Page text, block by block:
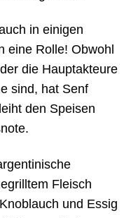
in einigen
eine Rolle! Obwohl
die Hauptakteure
sind, hat Senf
den Speisen
Fleisch
und Essig